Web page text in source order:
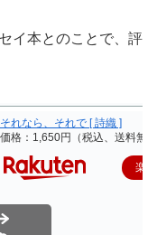
イ本とのことで、評
それなら、それで [ 詩織 ]
価格：1,650円（税込、送料無
楽